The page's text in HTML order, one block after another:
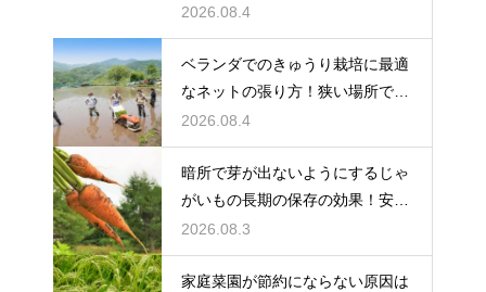
る
2026.08.4
ベランダでのきゅうり栽培に最適
なネットの張り方！狭い場所でも
大収穫
2026.08.4
暗所で芽が出ないようにするじゃ
がいもの長期の保存の効果！安全
に食べ切る
2026.08.3
家庭菜園が節約にならない原因は